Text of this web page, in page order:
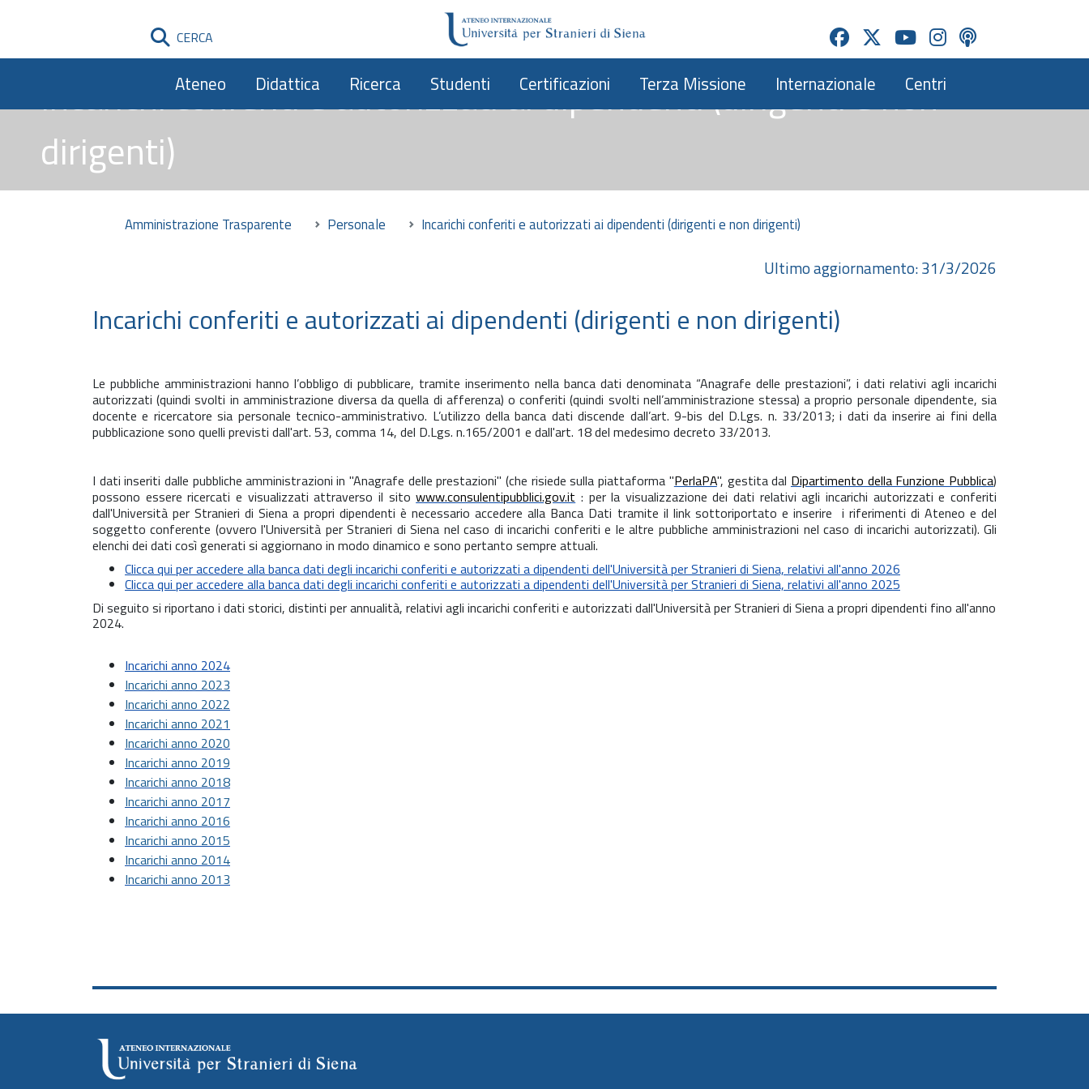
CERCA
Ateneo Didattica Ricerca Studenti Certificazioni Terza Missione Internazionale Centri
Incarichi conferiti e autorizzati ai dipendenti (dirigenti e non
dirigenti)
Amministrazione Trasparente Personale Incarichi conferiti e autorizzati ai dipendenti (dirigenti e non dirigenti)
Ultimo aggiornamento: 31/3/2026
Incarichi conferiti e autorizzati ai dipendenti (dirigenti e non dirigenti)
Le pubbliche amministrazioni hanno l’obbligo di pubblicare, tramite inserimento nella banca dati denominata “Anagrafe delle prestazioni”, i dati relativi agli incarichi
autorizzati (quindi svolti in amministrazione diversa da quella di afferenza) o conferiti (quindi svolti nell’amministrazione stessa) a proprio personale dipendente, sia
docente e ricercatore sia personale tecnico-amministrativo. L’utilizzo della banca dati discende dall’art. 9-bis del D.Lgs. n. 33/2013; i dati da inserire ai fini della
pubblicazione sono quelli previsti dall'art. 53, comma 14, del D.Lgs. n.165/2001 e dall'art. 18 del medesimo decreto 33/2013.
I dati inseriti dalle pubbliche amministrazioni in "Anagrafe delle prestazioni" (che risiede sulla piattaforma "PerlaPA", gestita dal Dipartimento della Funzione Pubblica)
possono essere ricercati e visualizzati attraverso il sitowww.consulentipubblici.gov.it : per la visualizzazione dei dati relativi agli incarichi autorizzati e conferiti
dall'Università per Stranieri di Siena a propri dipendenti è necessario accedere alla Banca Dati tramite il link sottoriportato e inserire i riferimenti di Ateneo e del
soggetto conferente (ovvero l'Università per Stranieri di Siena nel caso di incarichi conferiti e le altre pubbliche amministrazioni nel caso di incarichi autorizzati). Gli
elenchi dei dati così generati si aggiornano in modo dinamico e sono pertanto sempre attuali.
Clicca qui per accedere alla banca dati degli incarichi conferiti e autorizzati a dipendenti dell'Università per Stranieri di Siena, relativi all'anno 2026
Clicca qui per accedere alla banca dati degli incarichi conferiti e autorizzati a dipendenti dell'Università per Stranieri di Siena, relativi all'anno 2025
Di seguito si riportano i dati storici, distinti per annualità, relativi agli incarichi conferiti e autorizzati dall'Università per Stranieri di Siena a propri dipendenti fino all'anno
2024.
Incarichi anno 2024
Incarichi anno 2023
Incarichi anno 2022
Incarichi anno 2021
Incarichi anno 2020
Incarichi anno 2019
Incarichi anno 2018
Incarichi anno 2017
Incarichi anno 2016
Incarichi anno 2015
Incarichi anno 2014
Incarichi anno 2013